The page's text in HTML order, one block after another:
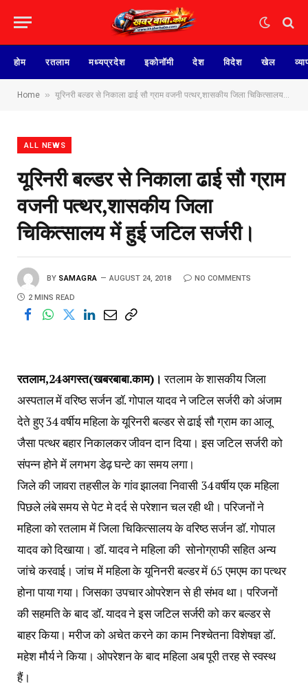
होम रतलाम मध्यप्रदेश इकोनॉमी देश विदेश खेल
Home » यूरिनरी बल्डर से निकाला ढाई सौ ग्राम वजनी पत्थर,शासकीय जिला चिकित्सालय में हुई जटिल सर्जरी।
ALL NEWS
यूरिनरी बल्डर से निकाला ढाई सौ ग्राम
वजनी पत्थर,शासकीय जिला
चिकित्सालय में हुई जटिल सर्जरी।
BY SAMAGRA AUGUST 24, 2018 NO COMMENTS
2 MINS READ
रतलाम,24अगस्त(खबरबाबा.काम)। रतलाम के शासकीय जिला
अस्पताल में वरिष्ठ सर्जन डॉ. गोपाल यादव ने जटिल सर्जरी को अंजाम
देते हुए 34 वर्षीय महिला के यूरिनरी बल्डर से ढाई सौ ग्राम का आलू
जैसा पत्थर बहार निकालकर जीवन दान दिया। इस जटिल सर्जरी को
संपन्न होने में लगभग डेढ़ घन्टे का समय लगा।
जिले की जावरा तहसील के गांव झालवा निवासी 34 वर्षीय एक महिला
पिछले लंबे समय से पेट मे दर्द से परेशान चल रही थी। परिजनों ने
महिला को रतलाम में जिला चिकित्सालय के वरिष्ठ सर्जन डॉ. गोपाल
यादव को दिखाया। डॉ. यादव ने महिला की सोनोग्राफी सहित अन्य
जांचे करवाई। जांच में महिला के यूनिनरी बल्डर में 65 एमएम का पत्थर
होना पाया गया। जिसका उपचार ओपरेशन से ही संभव था। परिजनों
की सहमति के बाद डॉ. यादव ने इस जटिल सर्जरी को कर बल्डर से
बाहर किया। मरीज को अचेत करने का काम निश्चेतना विशेषज्ञ डॉ.
महेश मौर्य ने किया। ओपरेशन के बाद महिला अब पूरी तरह से स्वस्थ
हैं।